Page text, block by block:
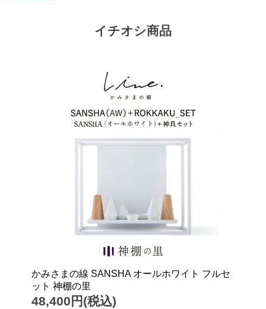
イチオシ商品
かみさまの線 SANSHA オールホワイト フルセ
ット 神棚の里
48,400円(税込)